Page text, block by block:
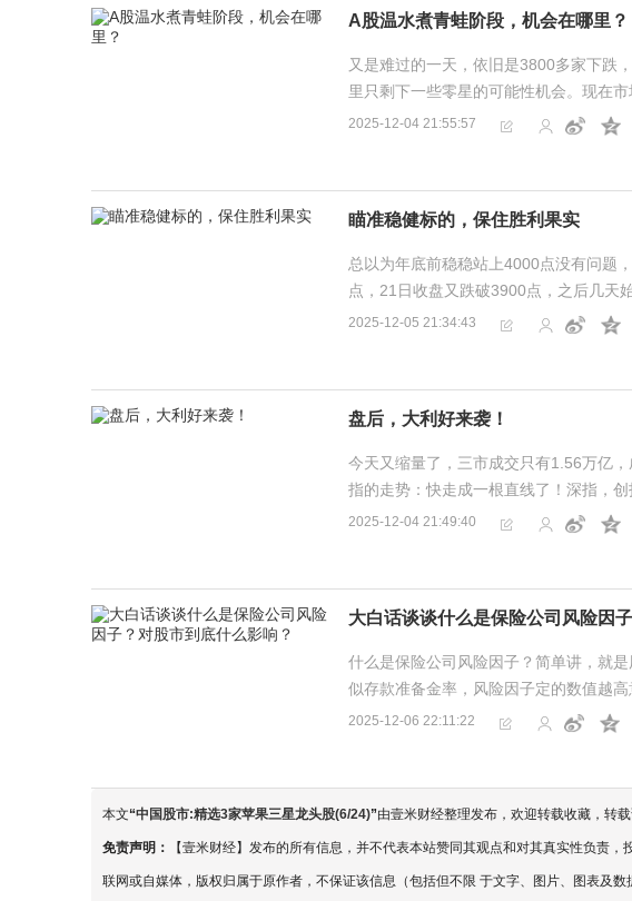
A股温水煮青蛙阶段，机会在哪里？
又是难过的一天，依旧是3800多家下跌
里只剩下一些零星的可能性机会。现在
家下跌，持股体验非常的差，各种利好异
2025-12-04 21:55:57
瞄准稳健标的，保住胜利果实
总以为年底前稳稳站上4000点没有问题
点，21日收盘又跌破3900点，之后几天
日），收盘总算站上3902点。尽管本周
2025-12-05 21:34:43
盘后，大利好来袭！
今天又缩量了，三市成交只有1.56万亿
指的走势：快走成一根直线了！深指，
去，基本全靠几个大票拉指数。三花智
2025-12-04 21:49:40
大白话谈谈什么是保险公司风险因
什么是保险公司风险因子？简单讲，就
似存款准备金率，风险因子定的数值越
资资金则越少。...
2025-12-06 22:11:22
本文“中国股市:精选3家苹果三星龙头股(6/24)”由壹米财经整理发布，欢迎转载收藏，转载
免责声明： 【壹米财经】发布的所有信息，并不代表本站赞同其观点和对其真实性负责
联网或自媒体，版权归属于原作者，不保证该信息（包括但不限 于文字、图片、图表及